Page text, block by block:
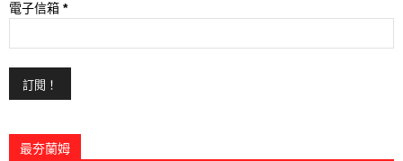
電子信箱 *
最夯蘭姆